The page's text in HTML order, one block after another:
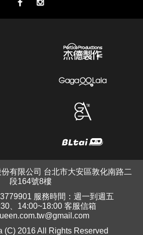
有限公司 台北市大安區敦化南路二
段164號8樓
服務時間：週一到週五
、14:00~18:00 客服信箱
(C) 2016 All Rights Reserved